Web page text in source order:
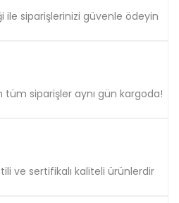
ile siparişlerinizi güvenle ödeyin
tüm siparişler aynı gün kargoda!
ve sertifikalı kaliteli ürünlerdir